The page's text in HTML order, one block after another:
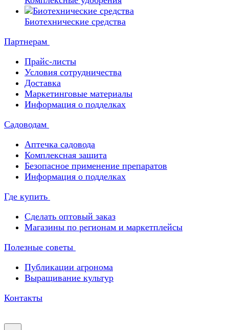
Биотехнические средства
Партнерам
Прайс-листы
Условия сотрудничества
Доставка
Маркетинговые материалы
Информация о подделках
Садоводам
Аптечка садовода
Комплексная защита
Безопасное применение препаратов
Информация о подделках
Где купить
Сделать оптовый заказ
Магазины по регионам и маркетплейсы
Полезные советы
Публикации агронома
Выращивание культур
Контакты